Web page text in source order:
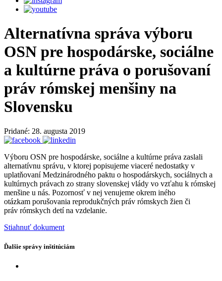
Alternatívna správa výboru
OSN pre hospodárske, sociálne
a kultúrne práva o porušovaní
práv rómskej menšiny na
Slovensku
Pridané: 28. augusta 2019
Výboru OSN pre hospodárske, sociálne a kultúrne práva zaslali
alternatívnu správu, v ktorej popisujeme viaceré nedostatky v
uplatňovaní Medzinárodného paktu o hospodárskych, sociálnych a
kultúrnych právach zo strany slovenskej vlády vo vzťahu k rómskej
menšine u nás. Pozornosť v nej venujeme okrem iného
otázkam porušovania reprodukčných práv rómskych žien či
práv rómskych detí na vzdelanie.
Stiahnuť dokument
Ďalšie správy inštitúciám